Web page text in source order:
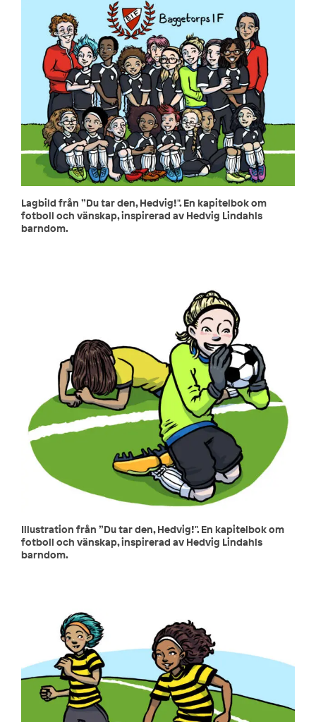
Lagbild från ”Du tar den, Hedvig!". En kapitelbok om
fotboll och vänskap, inspirerad av Hedvig Lindahls
barndom.
Illustration från ”Du tar den, Hedvig!". En kapitelbok om
fotboll och vänskap, inspirerad av Hedvig Lindahls
barndom.